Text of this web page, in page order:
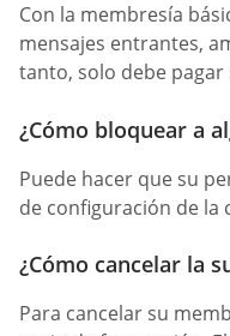
Con la membresía
mensajes entrantes,
tanto, solo debe
¿Cómo bloquear a
Puede hacer que su
de configuración de la
¿Cómo cancelar la
Para cancelar su